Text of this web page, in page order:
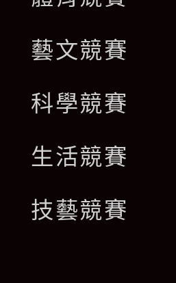
藝文競賽
科學競賽
生活競賽
技藝競賽